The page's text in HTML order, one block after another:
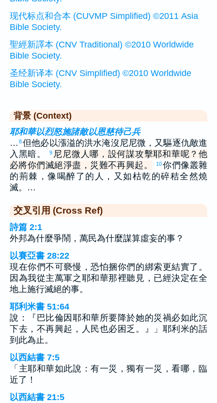
现代标点和合本 (CUVMP Simplified) ©2011 Asia
Bible Society.
聖經新譯本 (CNV Traditional) ©2010 Worldwide
Bible Society.
圣经新译本 (CNV Simplified) ©2010 Worldwide
Bible Society.
背景 (Context)
耶和華以烈怒施諸敵以恩慈待己兵
… 8但他必以漲溢的洪水淹沒尼尼微，又驅逐仇敵進
入黑暗。
9 尼尼微人哪，設何謀攻擊耶和華呢？他
必將你們滅絕淨盡，災難不再興起。
10你們像叢雜
的荊棘，像喝醉了的人，又如枯乾的碎秸全然燒
滅。…
交叉引用 (Cross Ref)
詩篇 2:1
外邦為什麼爭鬧，萬民為什麼謀算虛妄的事？
以賽亞書 28:22
現在你們不可褻慢，恐怕捆你們的綁索更結實了。
因為我從主萬軍之耶和華那裡聽見，已經決定在全
地上施行滅絕的事。
耶利米書 51:64
說：『巴比倫因耶和華所要降於她的災禍必如此沉
下去，不再興起，人民也必困乏。』」耶利米的話
到此為止。
以西結書 7:5
「主耶和華如此說：有一災，獨有一災，看哪，臨
近了！
以西結書 21:5